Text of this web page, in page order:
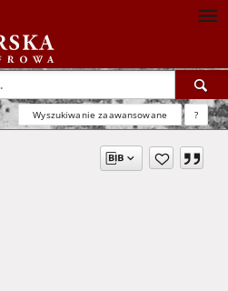
Wyszukiwanie zaawansowane ?